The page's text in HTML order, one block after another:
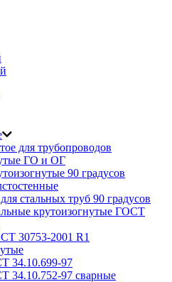
для трубопроводов
ГО и ОГ
90 градусов
стальных труб 90 градусов
крутоизогнутые ГОСТ
30753-2001 R1
34.10.699-97
34.10.752-97 сварные